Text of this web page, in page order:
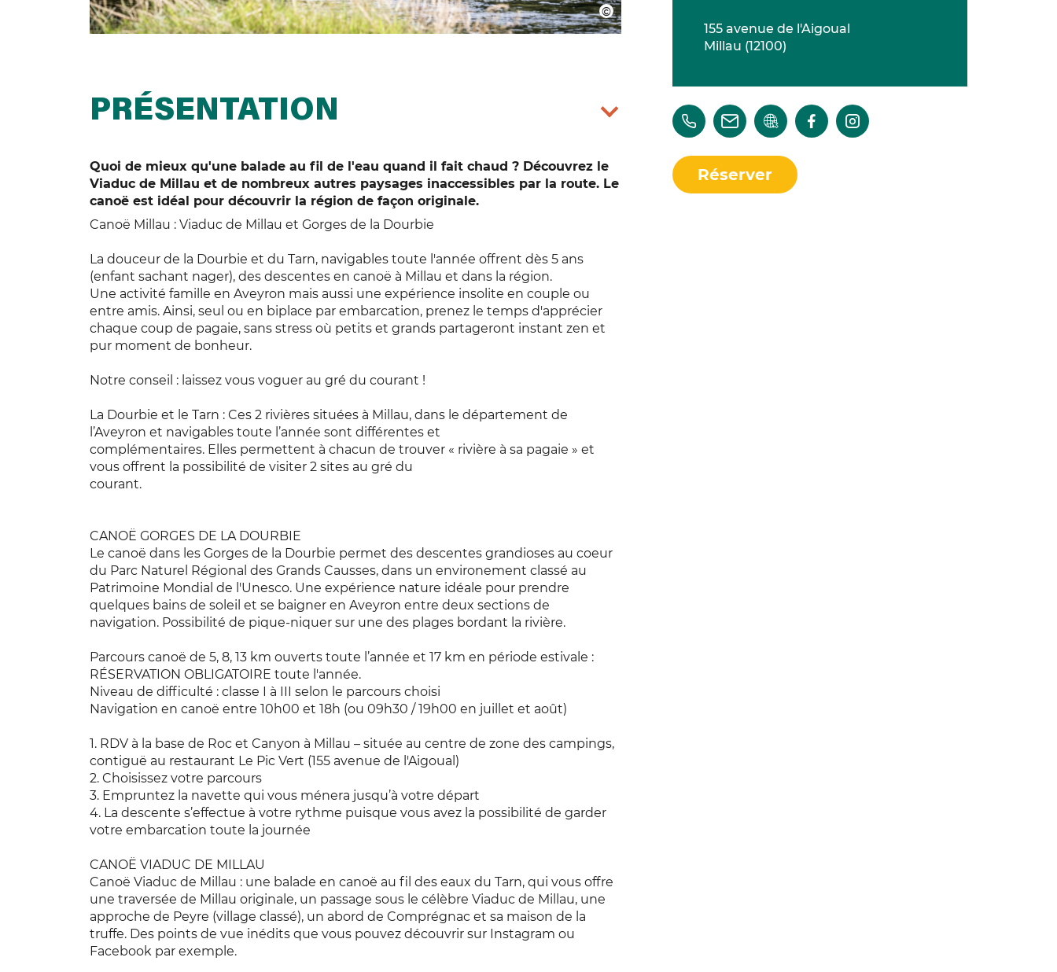
PRÉSENTATION
Quoi de mieux qu'une balade au fil de l'eau quand il fait chaud ? Découvrez le
Viaduc de Millau et de nombreux autres paysages inaccessibles par la route. Le
canoë est idéal pour découvrir la région de façon originale.
Canoë Millau : Viaduc de Millau et Gorges de la Dourbie
La douceur de la Dourbie et du Tarn, navigables toute l'année offrent dès 5 ans
(enfant sachant nager), des descentes en canoë à Millau et dans la région.
Une activité famille en Aveyron mais aussi une expérience insolite en couple ou
entre amis. Ainsi, seul ou en biplace par embarcation, prenez le temps d'apprécier
chaque coup de pagaie, sans stress où petits et grands partageront instant zen et
pur moment de bonheur.
Notre conseil : laissez vous voguer au gré du courant !
La Dourbie et le Tarn : Ces 2 rivières situées à Millau, dans le département de
l’Aveyron et navigables toute l’année sont différentes et
complémentaires. Elles permettent à chacun de trouver « rivière à sa pagaie » et
vous offrent la possibilité de visiter 2 sites au gré du
courant.
CANOË GORGES DE LA DOURBIE
Le canoë dans les Gorges de la Dourbie permet des descentes grandioses au coeur
du Parc Naturel Régional des Grands Causses, dans un environement classé au
Patrimoine Mondial de l'Unesco. Une expérience nature idéale pour prendre
quelques bains de soleil et se baigner en Aveyron entre deux sections de
navigation. Possibilité de pique-niquer sur une des plages bordant la rivière.
Parcours canoë de 5, 8, 13 km ouverts toute l’année et 17 km en période estivale :
RÉSERVATION OBLIGATOIRE toute l'année.
Niveau de difficulté : classe I à III selon le parcours choisi
Navigation en canoë entre 10h00 et 18h (ou 09h30 / 19h00 en juillet et août)
1. RDV à la base de Roc et Canyon à Millau – située au centre de zone des campings,
contiguë au restaurant Le Pic Vert (155 avenue de l'Aigoual)
2. Choisissez votre parcours
3. Empruntez la navette qui vous ménera jusqu’à votre départ
4. La descente s’effectue à votre rythme puisque vous avez la possibilité de garder
votre embarcation toute la journée
CANOË VIADUC DE MILLAU
Canoë Viaduc de Millau : une balade en canoë au fil des eaux du Tarn, qui vous offre
une traversée de Millau originale, un passage sous le célèbre Viaduc de Millau, une
approche de Peyre (village classé), un abord de Comprégnac et sa maison de la
truffe. Des points de vue inédits que vous pouvez découvrir sur Instagram ou
Facebook par exemple.
155 avenue de l'Aigoual
Millau (12100)
Réserver